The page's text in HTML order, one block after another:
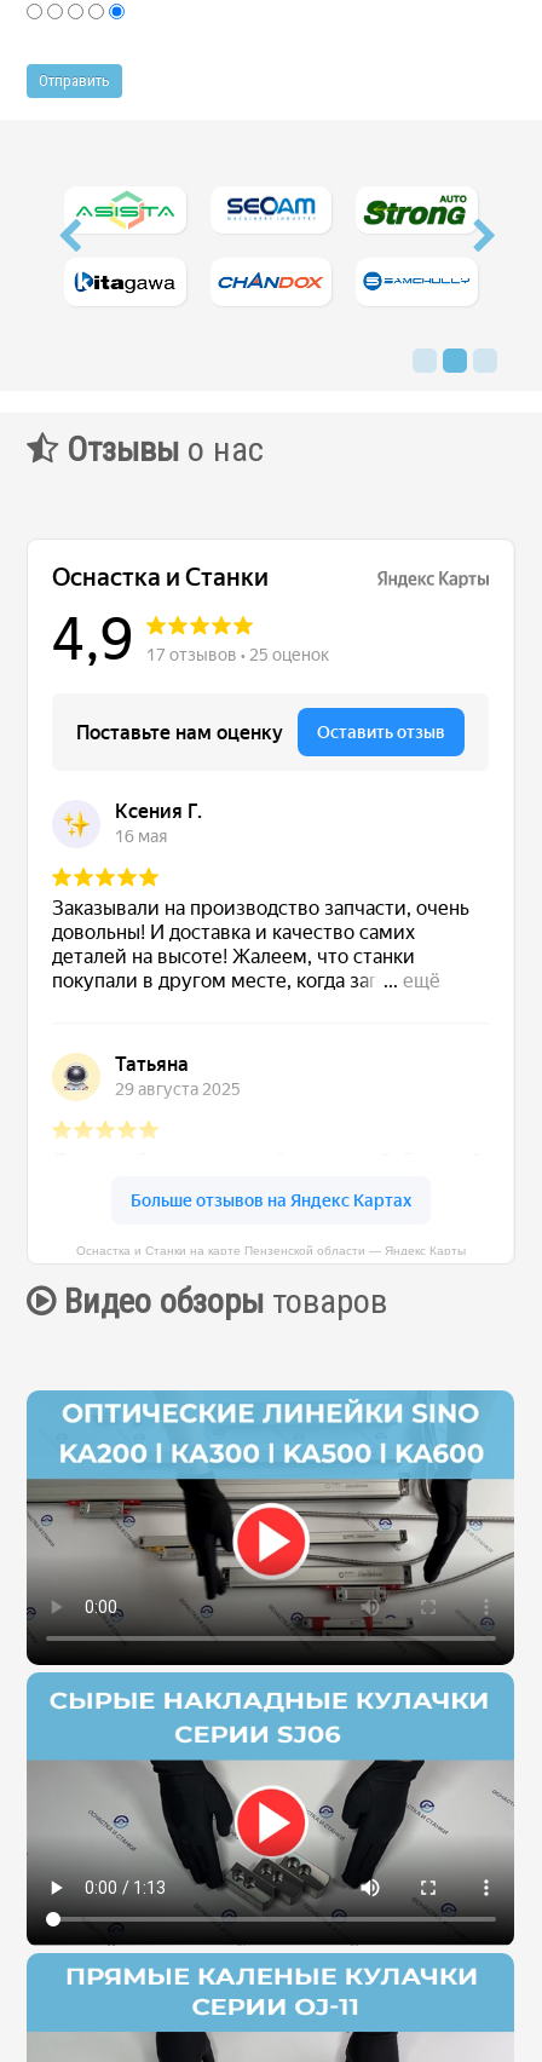
Фильтры масляного тумана
Ротационные соединения
Ротационные соединения для СОЖ
Сервисное обслуживание станков
Выполненные проекты
Контакты
Отзывы о нас
Оснастка и Станки на карте Пензенской области — Яндекс Карты
Видео обзоры товаров